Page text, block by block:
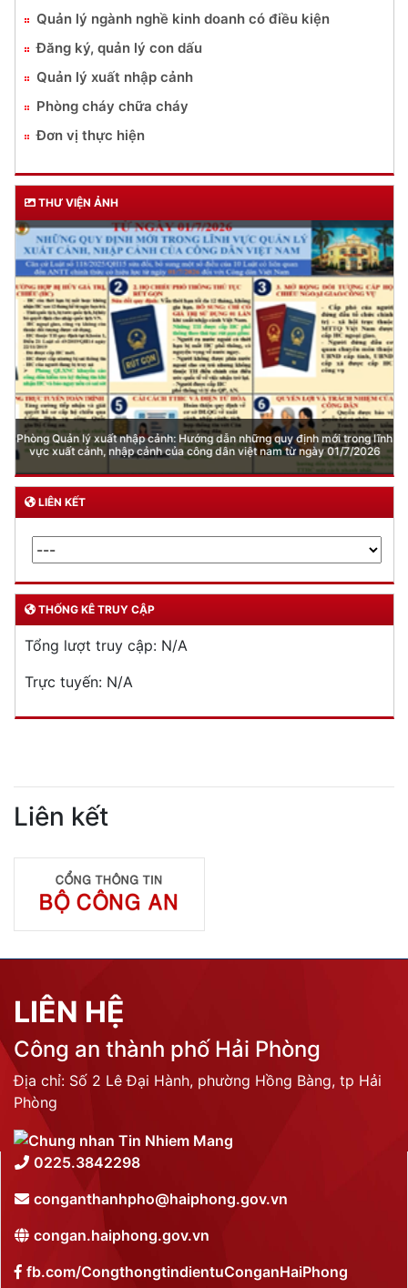
Quản lý ngành nghề kinh doanh có điều kiện
Đăng ký, quản lý con dấu
Quản lý xuất nhập cảnh
Phòng cháy chữa cháy
Đơn vị thực hiện
THƯ VIỆN ẢNH
Phòng Quản lý xuất nhập cảnh: Hướng dẫn những quy định mới trong lĩnh
vực xuất cảnh, nhập cảnh của công dân việt nam từ ngày 01/7/2026
LIÊN KẾT
THỐNG KÊ TRUY CẬP
Tổng lượt truy cập: N/A
Trực tuyến: N/A
Liên kết
LIÊN HỆ
Công an thành phố Hải Phòng
Địa chỉ: Số 2 Lê Đại Hành, phường Hồng Bàng, tp Hải
Phòng
0225.3842298
conganthanhpho@haiphong.gov.vn
congan.haiphong.gov.vn
fb.com/CongthongtindientuConganHaiPhong